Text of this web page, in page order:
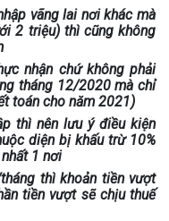
vãng lai nơi khác mà
2 triệu) thì cũng không
nhận chứ không phải
tháng 12/2020 mà chỉ
toán cho năm 2021)
thì nên lưu ý điều kiện
diện bị khấu trừ 10%
1 nơi
thì khoản tiền vượt
tiền vượt sẽ chịu thuế